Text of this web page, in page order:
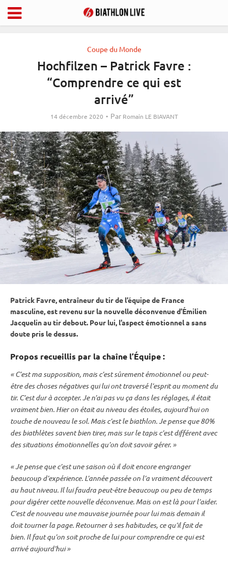
Coupe du Monde
Hochfilzen – Patrick Favre :
“Comprendre ce qui est
arrivé”
14 décembre 2020 Par Romain LE BIAVANT
Patrick Favre, entraîneur du tir de l’équipe de France
masculine, est revenu sur la nouvelle déconvenue d’Émilien
Jacquelin au tirdebout. Pour lui, l’aspect émotionnel a sans
doute pris le dessus.
Propos recueillis par la chaîne l’Équipe :
« C’est ma supposition, mais c’est sûrement émotionnel ou peut-
être des choses négatives qui lui ont traversé l’esprit au moment du
tir. C’est dur à accepter. Je n’ai pas vu ça dans les réglages, il était
vraiment bien. Hier on était au niveau des étoiles, aujourd’hui on
touche de nouveau le sol. Mais c’est le biathlon. Je pense que 80%
des biathlètes savent bien tirer, mais sur letapisc’est différent avec
des situations émotionnelles qu’on doit savoir gérer. »
« Je pense que c’est une saison où il doit encore engranger
beaucoup d’expérience. L’année passée on l’a vraiment découvert
au haut niveau. Il lui faudra peut-être beaucoup ou peu de temps
pour digérer cette nouvelle déconvenue. Mais on est là pour l’aider.
C’est de nouveau une mauvaise journée pour lui mais demain il
doit tourner la page. Retourner à ses habitudes, ce qu’il fait de
bien. Il faut qu’on soit proche de lui pour comprendre ce qui est
arrivé aujourd’hui »